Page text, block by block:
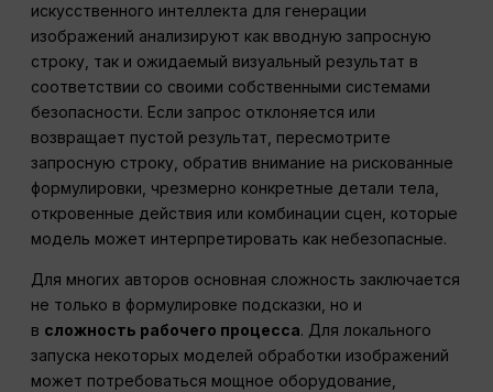
искусственного интеллекта для генерации
изображений анализируют как вводную запросную
строку, так и ожидаемый визуальный результат в
соответствии со своими собственными системами
безопасности. Если запрос отклоняется или
возвращает пустой результат, пересмотрите
запросную строку, обратив внимание на рискованные
формулировки, чрезмерно конкретные детали тела,
откровенные действия или комбинации сцен, которые
модель может интерпретировать как небезопасные.
Для многих авторов основная сложность заключается
не только в формулировке подсказки, но и
в сложность рабочего процесса. Для локального
запуска некоторых моделей обработки изображений
может потребоваться мощное оборудование,